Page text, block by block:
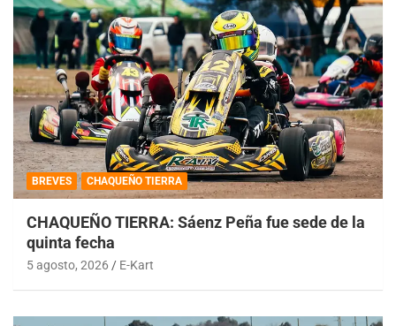
BREVES CHAQUEÑO TIERRA
CHAQUEÑO TIERRA: Sáenz Peña fue sede de la
quinta fecha
5 agosto, 2026 E-Kart